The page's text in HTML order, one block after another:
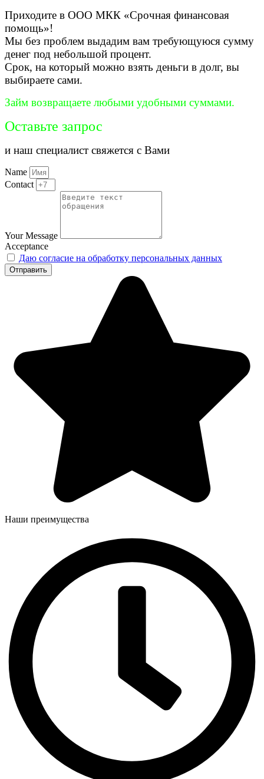
Приходите в ООО МКК «Срочная финансовая
помощь»!
Мы без проблем выдадим вам требующуюся сумму
денег под небольшой процент.
Срок, на который можно взять деньги в долг, вы
выбираете сами.
Займ возвращаете любыми удобными суммами.
Оставьте запрос
и наш специалист свяжется с Вами
Name
Contact
Your Message
Acceptance
Даю согласие на обработку персональных данных
Отправить
Наши преимущества